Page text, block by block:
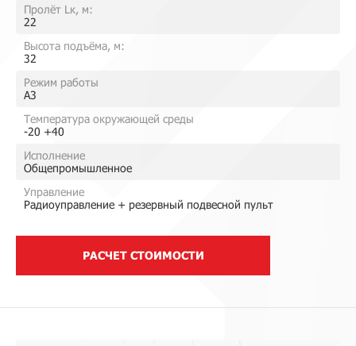
Пролёт Lк, м:
22
Высота подъёма, м:
32
Режим работы
A3
Температура окружающей среды
-20 +40
Исполнение
Общепромышленное
Управление
Радиоуправление + резервный подвесной пульт
РАСЧЕТ СТОИМОСТИ